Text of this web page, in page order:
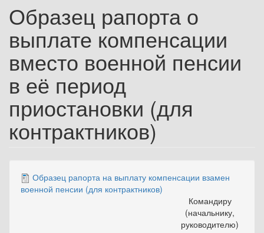
Образец рапорта о
выплате компенсации
вместо военной пенсии
в её период
приостановки (для
контрактников)
Образец рапорта на выплату компенсации взамен
военной пенсии (для контрактников)
Командиру
(начальнику,
руководителю)